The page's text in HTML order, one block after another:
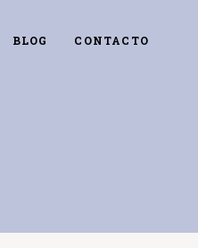
BLOG CONTACTO